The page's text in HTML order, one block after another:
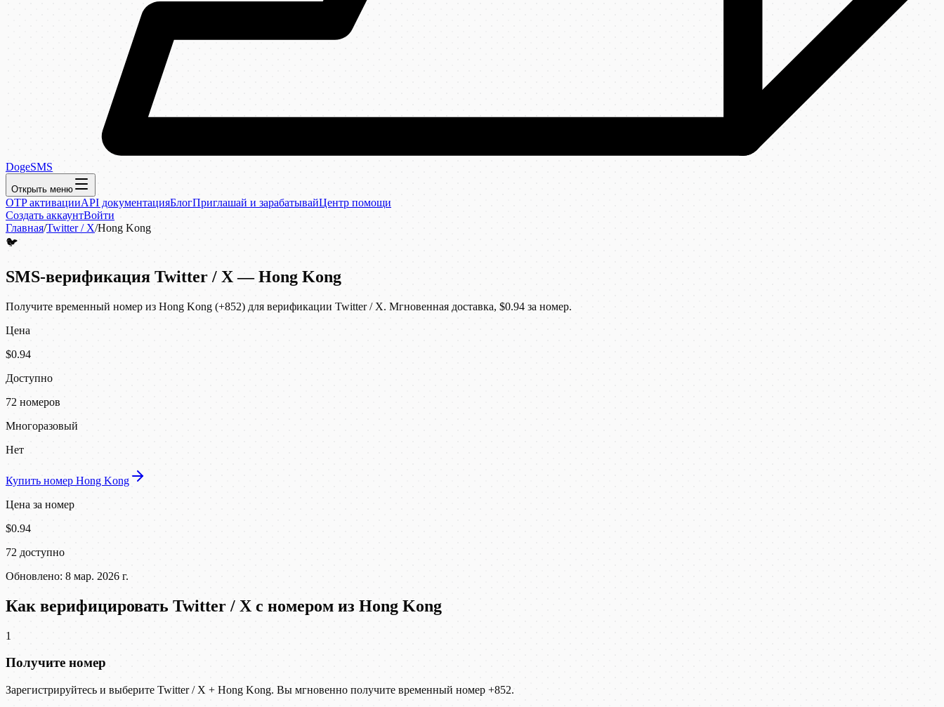
DogeSMS
Открыть меню
OTP активацииAPI документацияБлогПриглашай и зарабатывайЦентр помощи
Создать аккаунтВойти
Главная/Twitter / X/Hong Kong
🐦
SMS-верификация Twitter / X — Hong Kong
Получите временный номер из Hong Kong (+852) для верификации Twitter / X. Мгновенная доставка, $0.94 за номер.
Цена
$0.94
Доступно
72 номеров
Многоразовый
Нет
Купить номер Hong Kong
Цена за номер
$0.94
72 доступно
Обновлено: 8 мар. 2026 г.
Как верифицировать Twitter / X с номером из Hong Kong
1
Получите номер
Зарегистрируйтесь и выберите Twitter / X + Hong Kong. Вы мгновенно получите временный номер +852.